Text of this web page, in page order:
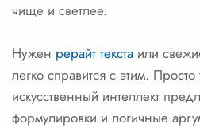
чище и светлее.
Нужен рерайт текста или
легко справится с этим.
искусственный интеллект
формулировки и логичные